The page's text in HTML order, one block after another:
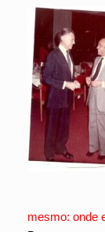
mesmo: onde